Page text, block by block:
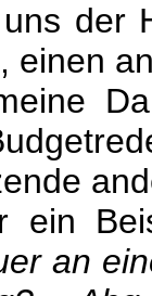
der
einen
ein
an